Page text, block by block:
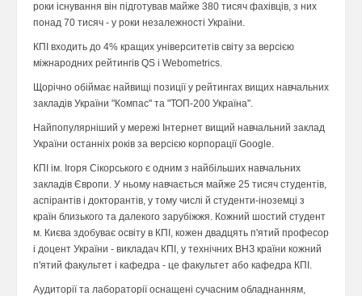
роки існування він підготував майже 380 тисяч фахівців, з них
понад 70 тисяч - у роки незалежності України.
КПІ входить до 4% кращих університетів світу за версією
міжнародних рейтингів QS і Webometrics.
Щорічно обіймає найвищі позиції у рейтингах вищих навчальних
закладів України "Компас" та "ТОП-200 Україна".
Найпопулярніший у мережі Інтернет вищий навчальний заклад
України останніх років за версією корпорації Google.
КПІ ім. Ігоря Сікорського є одним з найбільших навчальних
закладів Європи. У ньому навчається майже 25 тисяч студентів,
аспірантів і докторантів, у тому числі й студенти-іноземці з
країн близького та далекого зарубіжжя. Кожний шостий студент
м. Києва здобуває освіту в КПІ, кожен двадцять п'ятий професор
і доцент України - викладач КПІ, у технічних ВНЗ країни кожний
п'ятий факультет і кафедра - це факультет або кафедра КПІ.
Аудиторії та лабораторії оснащені сучасним обладнанням,